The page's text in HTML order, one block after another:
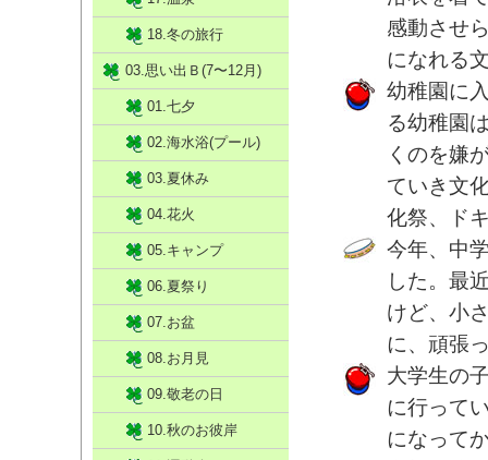
感動させ
になれる
幼稚園に
る幼稚園
くのを嫌
ていき文
化祭、ド
今年、中
した。最
けど、小
に、頑張
大学生の
に行って
になって
18.冬の旅行
03.思い出Ｂ(7〜12月)
01.七夕
02.海水浴(プール)
03.夏休み
04.花火
05.キャンプ
06.夏祭り
07.お盆
08.お月見
09.敬老の日
10.秋のお彼岸